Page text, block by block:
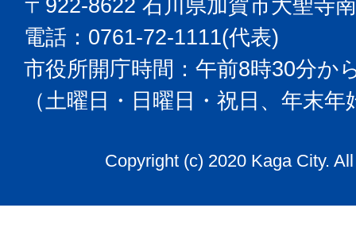
〒922-8622 石川県加賀市大聖寺
電話：0761-72-1111(代表)
市役所開庁時間：午前8時30分か
（土曜日・日曜日・祝日、年末
Copyright (c) 2020 Kaga City.